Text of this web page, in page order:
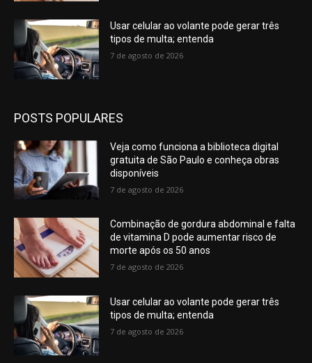
Usar celular ao volante pode gerar três
tipos de multa; entenda
7 de agosto de 2026
POSTS POPULARES
Veja como funciona a biblioteca digital
gratuita de São Paulo e conheça obras
disponíveis
7 de agosto de 2026
Combinação de gordura abdominal e falta
de vitamina D pode aumentar risco de
morte após os 50 anos
7 de agosto de 2026
Usar celular ao volante pode gerar três
tipos de multa; entenda
7 de agosto de 2026